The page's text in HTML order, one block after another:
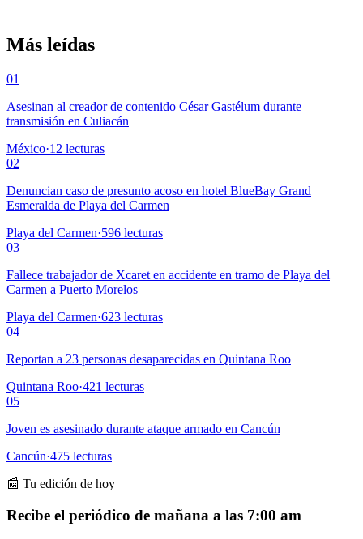
Más leídas
01
Asesinan al creador de contenido César Gastélum durante
transmisión en Culiacán
México·12 lecturas
02
Denuncian caso de presunto acoso en hotel BlueBay Grand
Esmeralda de Playa del Carmen
Playa del Carmen·596 lecturas
03
Fallece trabajador de Xcaret en accidente en tramo de Playa del
Carmen a Puerto Morelos
Playa del Carmen·623 lecturas
04
Reportan a 23 personas desaparecidas en Quintana Roo
Quintana Roo·421 lecturas
05
Joven es asesinado durante ataque armado en Cancún
Cancún·475 lecturas
📰 Tu edición de hoy
Recibe el periódico de mañana a las 7:00 am